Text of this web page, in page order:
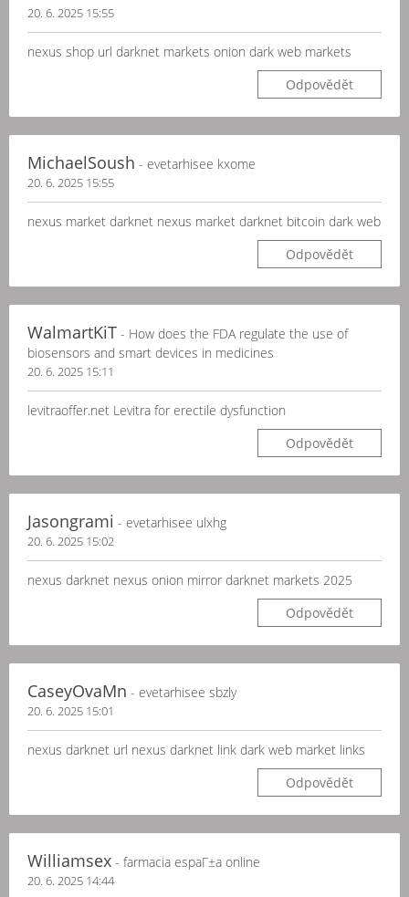
20. 6. 2025 15:55
nexus shop url darknet markets onion dark web markets
Odpovědět
MichaelSoush - evetarhisee kxome
20. 6. 2025 15:55
nexus market darknet nexus market darknet bitcoin dark web
Odpovědět
WalmartKiT - How does the FDA regulate the use of
biosensors and smart devices in medicines
20. 6. 2025 15:11
levitraoffer.net Levitra for erectile dysfunction
Odpovědět
Jasongrami - evetarhisee ulxhg
20. 6. 2025 15:02
nexus darknet nexus onion mirror darknet markets 2025
Odpovědět
CaseyOvaMn - evetarhisee sbzly
20. 6. 2025 15:01
nexus darknet url nexus darknet link dark web market links
Odpovědět
Williamsex - farmacia espaГ±a online
20. 6. 2025 14:44